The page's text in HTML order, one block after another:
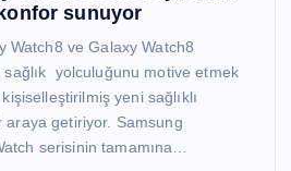
sunuyor
Watch8 ve Galaxy Watch8
sağlık yolculuğunu motive etmek
yeni sağlıklı
getiriyor. Samsung
serisinin tamamına…